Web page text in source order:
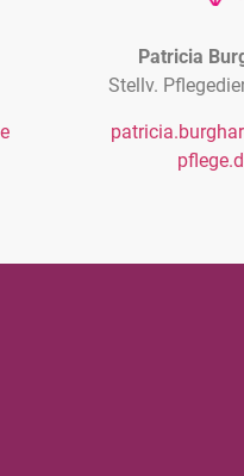
Patricia
Stellv.